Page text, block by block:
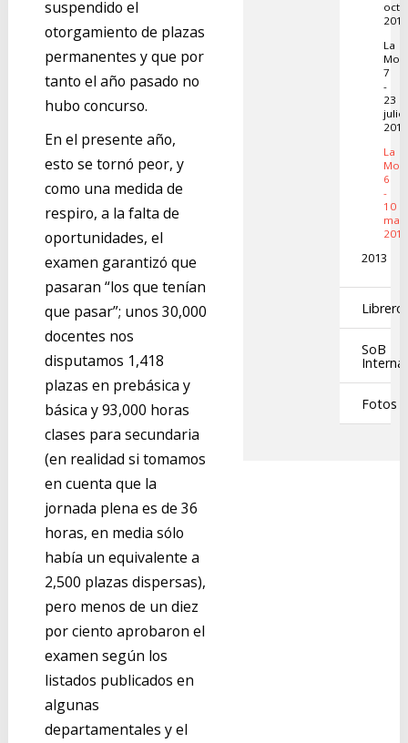
suspendido el
otorgamiento de plazas
permanentes y que por
tanto el año pasado no
hubo concurso.
En el presente año,
esto se tornó peor, y
como una medida de
respiro, a la falta de
oportunidades, el
examen garantizó que
pasaran “los que tenían
que pasar”; unos 30,000
docentes nos
disputamos 1,418
plazas en prebásica y
básica y 93,000 horas
clases para secundaria
(en realidad si tomamos
en cuenta que la
jornada plena es de 36
horas, en media sólo
había un equivalente a
2,500 plazas dispersas),
pero menos de un diez
por ciento aprobaron el
examen según los
listados publicados en
algunas
departamentales y el
La
7
-
23
julio
La
6
-
10
2013
Librero
SoB
Fotos